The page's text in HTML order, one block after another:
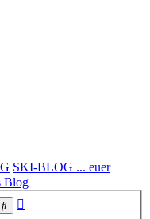
SKI-BLOG ... euer
Blog
Suche